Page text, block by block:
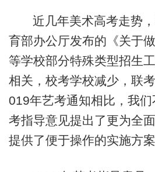
近几年美术高考走势
育部办公厅发布的《关于
等学校部分特殊类型招生
相关，校考学校减少，联
019年艺考通知相比，我
考指导意见提出了更为全
提供了便于操作的实施方案